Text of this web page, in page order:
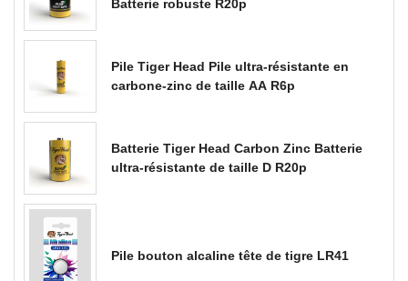
Batterie robuste R20p
Pile Tiger Head Pile ultra-résistante en
carbone-zinc de taille AA R6p
Batterie Tiger Head Carbon Zinc Batterie
ultra-résistante de taille D R20p
Pile bouton alcaline tête de tigre LR41